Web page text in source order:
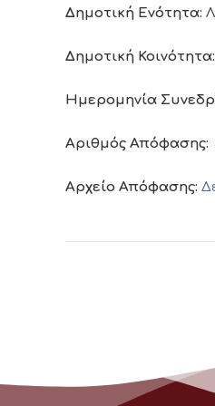
Δημοτική Ενότητα:
Δημοτική Κοινότητα:
Ημερομηνία
Αριθμός Απόφασης:
Αρχείο Απόφασης: